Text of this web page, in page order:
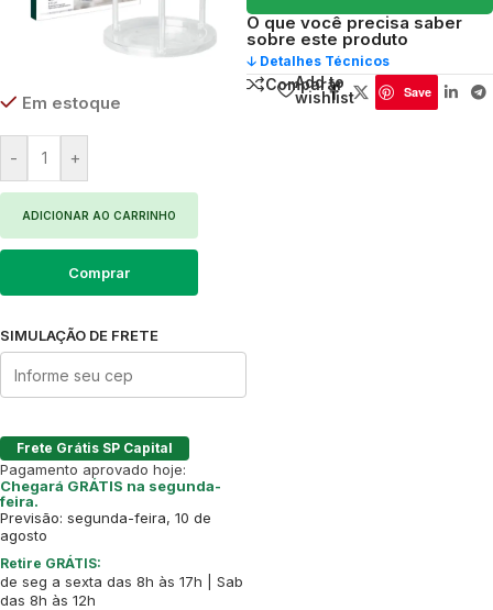
Em estoque
- +
ADICIONAR AO CARRINHO
Comprar
SIMULAÇÃO DE FRETE
Frete Grátis SP Capital
Pagamento aprovado hoje:
Chegará GRÁTIS na segunda-
feira.
Previsão: segunda-feira, 10 de
agosto
Retire GRÁTIS:
de seg a sexta das 8h às 17h | Sab
das 8h às 12h
O que você precisa saber
sobre este produto
🡣 Detalhes Técnicos
Comparar
Add to
wishlist
Save